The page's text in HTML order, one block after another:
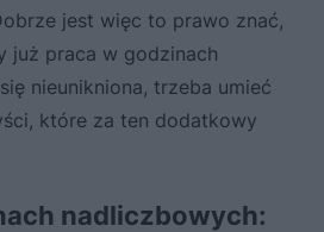
jest więc to prawo znać,
już praca w godzinach
nieunikniona, trzeba umieć
które za ten dodatkowy
nadliczbowych: